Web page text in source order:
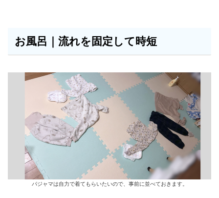
お風呂｜流れを固定して時短
パジャマは自力で着てもらいたいので、事前に並べておきます。